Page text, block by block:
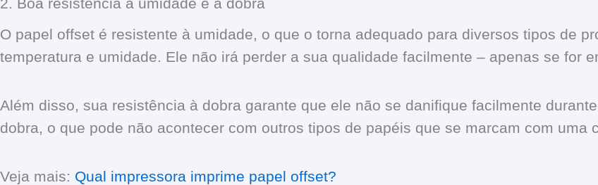
2. Boa resistência à umidade e à dobra
O papel offset é resistente à umidade, o que o torna adequado para diversos tipos de
temperatura e umidade. Ele não irá perder a sua qualidade facilmente – apenas se for
Além disso, sua resistência à dobra garante que ele não se danifique facilmente
dobra, o que pode não acontecer com outros tipos de papéis que se marcam com uma
Veja mais: Qual impressora imprime papel offset?